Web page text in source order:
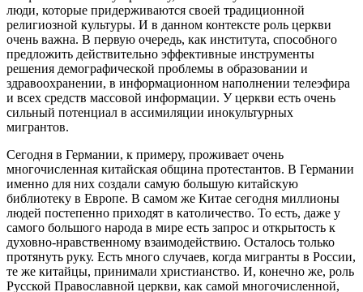
люди, которые придерживаются своей традиционной
религиозной культуры. И в данном контексте роль церкви
очень важна. В первую очередь, как института, способного
предложить действительно эффективные инструменты
решения демографической проблемы в образовании и
здравоохранении, в информационном наполнении телеэфира
и всех средств массовой информации. У церкви есть очень
сильный потенциал в ассимиляции инокультурных
мигрантов.
Сегодня в Германии, к примеру, проживает очень
многочисленная китайская община протестантов. В Германии
именно для них создали самую большую китайскую
библиотеку в Европе. В самом же Китае сегодня миллионы
людей постепенно приходят в католичество. То есть, даже у
самого большого народа в мире есть запрос и открытость к
духовно-нравственному взаимодействию. Осталось только
протянуть руку. Есть много случаев, когда мигранты в России,
те же китайцы, принимали христианство. И, конечно же, роль
Русской Православной церкви, как самой многочисленной,